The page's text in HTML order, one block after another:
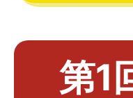
第1